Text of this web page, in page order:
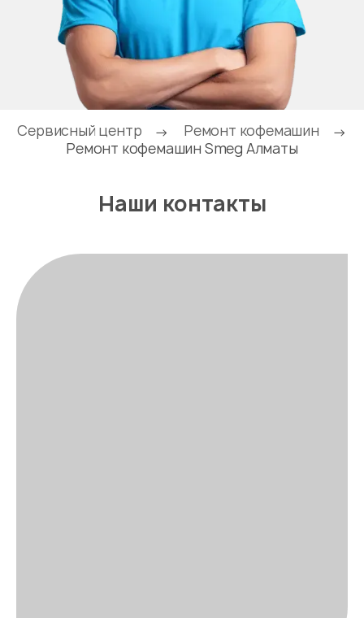
Сервисный центр → Ремонт кофемашин
→
Ремонт кофемашин Smeg Алматы
Наши контакты